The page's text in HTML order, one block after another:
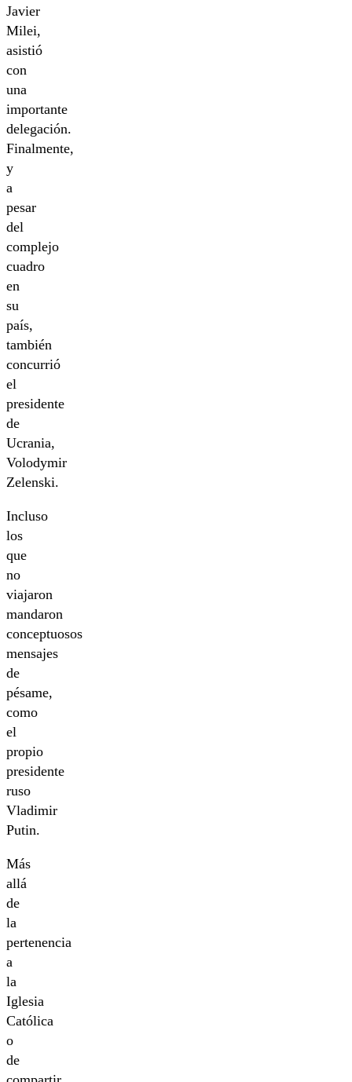
Javier
Milei,
asistió
con
una
importante
delegación.
Finalmente,
y
a
pesar
del
complejo
cuadro
en
su
país,
también
concurrió
el
presidente
de
Ucrania,
Volodymir
Zelenski.
Incluso
los
que
no
viajaron
mandaron
conceptuosos
mensajes
de
pésame,
como
el
propio
presidente
ruso
Vladimir
Putin.
Más
allá
de
la
pertenencia
a
la
Iglesia
Católica
o
de